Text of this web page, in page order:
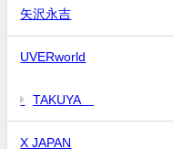
矢沢永吉
UVERworld
TAKUYA∞
X JAPAN